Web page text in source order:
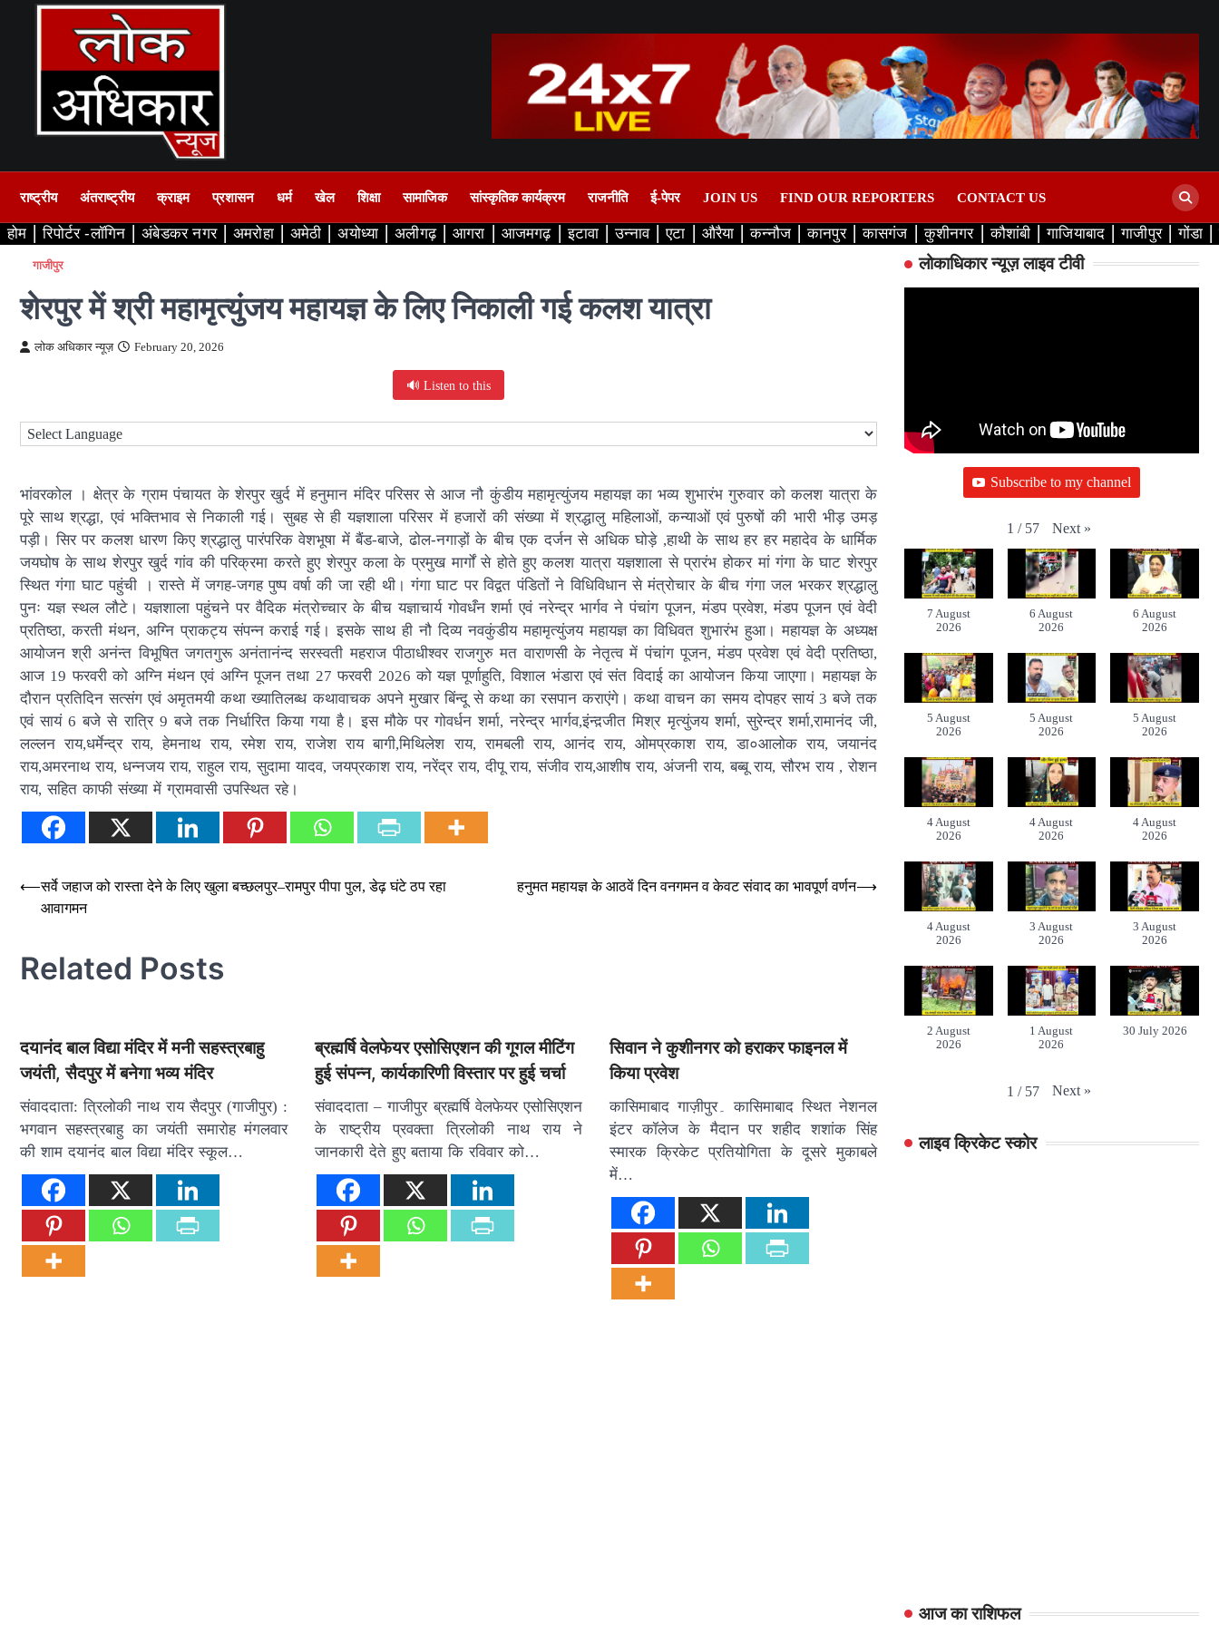
राष्ट्रीय अंतराष्ट्रीय क्राइम प्रशासन धर्म खेल शिक्षा सामाजिक सांस्कृतिक कार्यक्रम राजनीति ई-पेपर JOIN US FIND OUR REPORTERS CONTACT US
होम रिपोर्टर -लॉगिन अंबेडकर नगर अमरोहा अमेठी अयोध्या अलीगढ़ आगरा आजमगढ़ इटावा उन्नाव एटा औरैया कन्नौज कानपुर कासगंज कुशीनगर कौशांबी गाजियाबाद गाजीपुर गोंडा
गाजीपुर
शेरपुर में श्री महामृत्युंजय महायज्ञ के लिए निकाली गई कलश यात्रा
लोक अधिकार न्यूज़ February 20, 2026
🔊 Listen to this
भांवरकोल । क्षेत्र के ग्राम पंचायत के शेरपुर खुर्द में हनुमान मंदिर परिसर से आज नौ कुंडीय महामृत्युंजय महायज्ञ का भव्य शुभारंभ गुरुवार को कलश यात्रा के
पूरे साथ श्रद्धा, एवं भक्तिभाव से निकाली गई। सुबह से ही यज्ञशाला परिसर में हजारों की संख्या में श्रद्धालु महिलाओं, कन्याओं एवं पुरुषों की भारी भीड़ उमड़
पड़ी। सिर पर कलश धारण किए श्रद्धालु पारंपरिक वेशभूषा में बैंड-बाजे, ढोल-नगाड़ों के बीच एक दर्जन से अधिक घोड़े ,हाथी के साथ हर हर महादेव के धार्मिक
जयघोष के साथ शेरपुर खुर्द गांव की परिक्रमा करते हुए शेरपुर कला के प्रमुख मार्गों से होते हुए कलश यात्रा यज्ञशाला से प्रारंभ होकर मां गंगा के घाट शेरपुर
स्थित गंगा घाट पहुंची । रास्ते में जगह-जगह पुष्प वर्षा की जा रही थी। गंगा घाट पर विद्वत पंडितों ने विधिविधान से मंत्रोचार के बीच गंगा जल भरकर श्रद्धालु
पुनः यज्ञ स्थल लौटे। यज्ञशाला पहुंचने पर वैदिक मंत्रोच्चार के बीच यज्ञाचार्य गोवधऀन शर्मा एवं नरेन्द्र भार्गव ने पंचांग पूजन, मंडप प्रवेश, मंडप पूजन एवं वेदी
प्रतिष्ठा, करती मंथन, अग्नि प्राकट्य संपन्न कराई गई। इसके साथ ही नौ दिव्य नवकुंडीय महामृत्युंजय महायज्ञ का विधिवत शुभारंभ हुआ। महायज्ञ के अध्यक्ष
आयोजन श्री अनंन्त विभूषित जगतगुरू अनंतानंन्द सरस्वती महराज पीठाधीश्वर राजगुरु मत वाराणसी के नेतृत्व में पंचांग पूजन, मंडप प्रवेश एवं वेदी प्रतिष्ठा,
आज 19 फरवरी को अग्नि मंथन एवं अग्नि पूजन तथा 27 फरवरी 2026 को यज्ञ पूर्णाहुति, विशाल भंडारा एवं संत विदाई का आयोजन किया जाएगा। महायज्ञ के
दौरान प्रतिदिन सत्संग एवं अमृतमयी कथा ख्यातिलब्ध कथावाचक अपने मुखार बिंन्दू से कथा का रसपान कराएंगे। कथा वाचन का समय दोपहर सायं 3 बजे तक
एवं सायं 6 बजे से रात्रि 9 बजे तक निर्धारित किया गया है। इस मौके पर गोवर्धन शर्मा, नरेन्द्र भार्गव,इंन्द़जीत मिश्र मृत्युंजय शर्मा, सुरेन्द्र शर्मा,रामानंद जी,
लल्लन राय,धर्मेन्द्र राय, हेमनाथ राय, रमेश राय, राजेश राय बागी,मिथिलेश राय, रामबली राय, आनंद राय, ओमप्रकाश राय, डा०आलोक राय, जयानंद
राय,अमरनाथ राय, धन्नजय राय, राहुल राय, सुदामा यादव, जयप्रकाश राय, नरेंद्र राय, दीपू राय, संजीव राय,आशीष राय, अंजनी राय, बब्बू राय, सौरभ राय , रोशन
राय, सहित काफी संख्या में ग्रामवासी उपस्थित रहे।
Post
navigation
⟵सर्वे जहाज को रास्ता देने के लिए खुला बच्छलपुर–रामपुर पीपा पुल, डेढ़ घंटे ठप रहा
आवागमन
हनुमत महायज्ञ के आठवें दिन वनगमन व केवट संवाद का भावपूर्ण वर्णन⟶
Related Posts
दयानंद बाल विद्या मंदिर में मनी सहस्त्रबाहु
जयंती, सैदपुर में बनेगा भव्य मंदिर
संवाददाता: त्रिलोकी नाथ राय सैदपुर (गाजीपुर) :
भगवान सहस्त्रबाहु का जयंती समारोह मंगलवार
की शाम दयानंद बाल विद्या मंदिर स्कूल…
ब्रह्मर्षि वेलफेयर एसोसिएशन की गूगल मीटिंग
हुई संपन्न, कार्यकारिणी विस्तार पर हुई चर्चा
संवाददाता – गाजीपुर ब्रह्मर्षि वेलफेयर एसोसिएशन
के राष्ट्रीय प्रवक्ता त्रिलोकी नाथ राय ने
जानकारी देते हुए बताया कि रविवार को…
सिवान ने कुशीनगर को हराकर फाइनल में
किया प्रवेश
कासिमाबाद गाज़ीपुर۔ कासिमाबाद स्थित नेशनल
इंटर कॉलेज के मैदान पर शहीद शशांक सिंह
स्मारक क्रिकेट प्रतियोगिता के दूसरे मुकाबले
में…
लोकाधिकार न्यूज़ लाइव टीवी
Subscribe to my channel
1 / 57 Next »
7 August
2026
6 August
2026
6 August
2026
5 August
2026
5 August
2026
5 August
2026
4 August
2026
4 August
2026
4 August
2026
4 August
2026
3 August
2026
3 August
2026
2 August
2026
1 August
2026
30 July 2026
1 / 57 Next »
लाइव क्रिकेट स्कोर
आज का राशिफल